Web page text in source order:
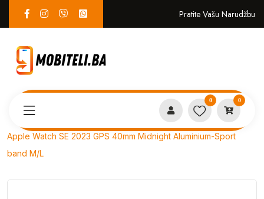
Pratite Vašu Narudžbu
0 0
Apple Watch SE 2023 GPS 40mm Midnight Aluminium-Sport
band M/L